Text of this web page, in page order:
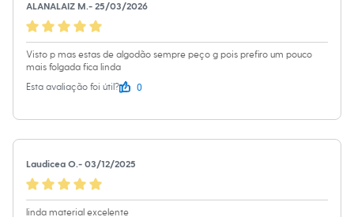
Camisas
Calças
Camisetas e Regatas
Casacos e Jaquetas
Jeans
Polos
Acessórios
Chapéus e Bonés
Cintos
Óculos
Relógios
Calçados
Botas
ALANALAIZ M.- 25/03/2026
Visto p mas estas de algodão sempre peço g pois prefiro um pouco
mais folgada fica linda
Esta avaliação foi útil?
0
Laudicea O.- 03/12/2025
linda material excelente